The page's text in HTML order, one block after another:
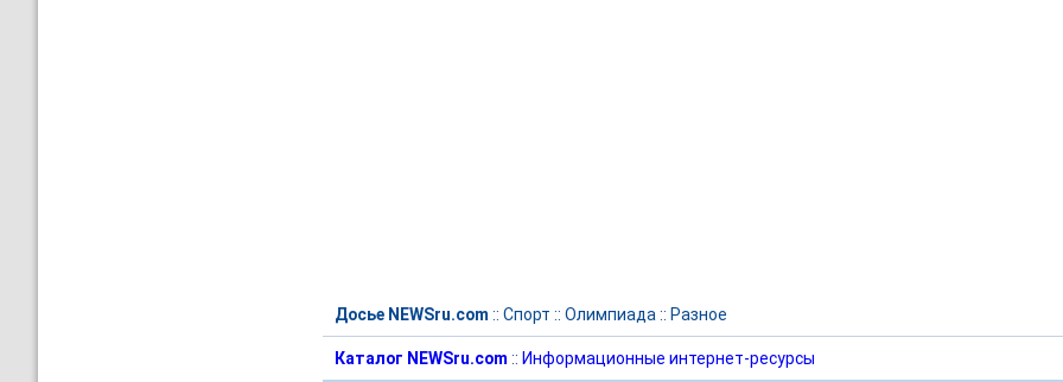
Досье NEWSru.com :: Спорт :: Олимпиада :: Разное
Каталог NEWSru.com :: Информационные интернет-ресурсы